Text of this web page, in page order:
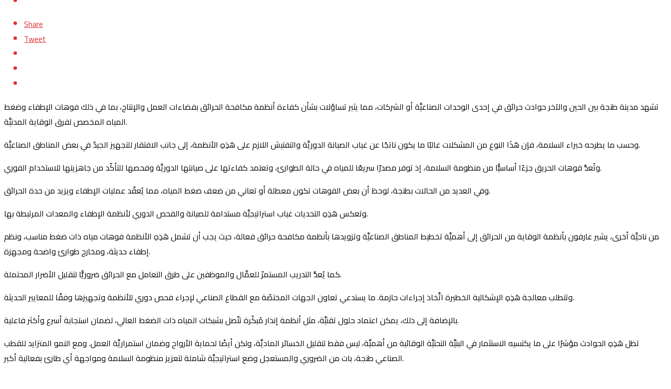
Share
Tweet
تشهد مدينة طنجة بين الحين والآخر حوادث حرائق في إحدى الوحدات الصناعيَّة أو الشركات، مما يثير تساؤلات بشأن كفاءة أنظمة مكافحة الحرائق بفضاءات العمل والإنتاج، بما في ذلك فوهات الإطفاء وضغط
المياه المخصص لفرق الوقاية المدنيَّة.
وحسب ما يطرحه خبراء السلامة، فإن هَذَا النوع من المشكلات غالبًا ما يكون ناتجًا عن غياب الصيانة الدوريَّة والتفتيش اللازم على هَذِهِ الأنظمة، إلى جانب الافتقار للتجهيز الجيدّ في بعض المناطق الصناعيَّة.
وتُعدُّ فوهات الحريق جزءًا أساسيًّا من منظومة السلامة، إذ توفر مصدرًا سريعًا للمياه في حالة الطوارئ، وتعتمد كفاءتها على صيانتها الدوريَّة وفحصها للتأكّد من جاهزيتها للاستخدام الفوري.
وفي العديد من الحالات بطنجة، لوحظ أن بعض الفوهات تكون معطلة أو تعاني من ضعف ضغط المياه، مما يُعقّد عمليات الإطفاء ويزيد من حدة الحرائق.
وتعكس هَذِهِ التحديات غياب استراتيجيَّة مستدامة للصيانة والفحص الدوري لأنظمة الإطفاء والمعدات المرتبطة بها.
من ناحيَّة أخرى، يشير عارفون بأنظمة الوقاية من الحرائق إلى أهميَّة تخطيط المناطق الصناعيَّة وتزويدها بأنظمة مكافحة حرائق فعالة، حيث يجب أن تشمل هَذِهِ الأنظمة فوهات مياه ذات ضغط مناسب، ونظم
إطفاء حديثة، ومخارج طوارئ واضحة ومجهزة.
كما يُعدُّ التدريب المستمرّ للعمَّال والموظفين على طرق التعامل مع الحرائق ضروريًّا لتقليل الأضرار المحتملة.
وتتطلب معالجة هَذِهِ الإشكالية الخطيرة اتِّخاذ إجراءات حازمة. ما يستدعي تعاون الجهات المختصّة مع القطاع الصناعي لإجراء فحص دوري للأنظمة وتجهيزها وفقًا للمعايير الحديثة.
بالإضافة إلى ذلك، يمكن اعتماد حلول تقنيَّة، مثل أنظمة إنذار مُبكّرة تتّصل بشبكات المياه ذات الضغط العالي، لضمان استجابة أسرع وأكثر فاعلية.
تظل هَذِهِ الحوادث مؤشرًا على ما يكتسيه الاستثمار في البنيَّة التحتيَّة الوقائية من أهميَّة، ليس فقط لتقليل الخسائر الماديَّة، ولكن أيضًا لحماية الأرواح وضمان استمراريَّة العمل. ومع النمو المتزايد للقطب
الصناعي طنجة، بات من الضروري والمستعجل وضع استراتيجيَّة شاملة لتعزيز منظومة السلامة ومواجهة أي طارئ بفعالية أكبر.